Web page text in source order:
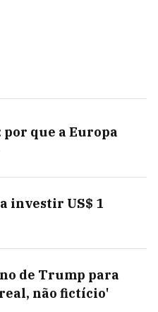
que a Europa
investir US$ 1
de Trump para
não fictício'